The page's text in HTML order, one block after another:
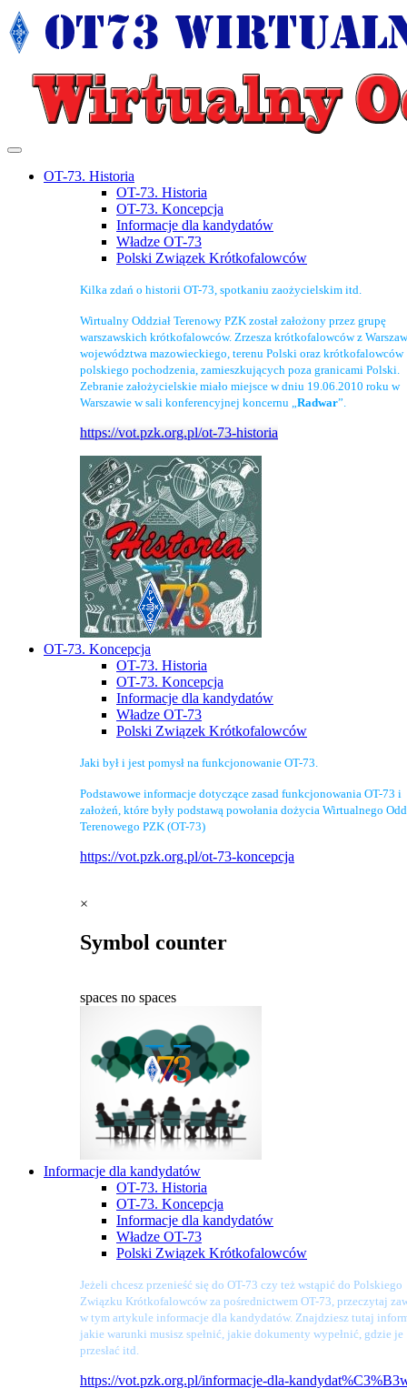
OT-73. Historia
OT-73. Historia
OT-73. Koncepcja
Informacje dla kandydatów
Władze OT-73
Polski Związek Krótkofalowców
Kilka zdań o historii OT-73, spotkaniu zaożycielskim itd.
Wirtualny Oddział Terenowy PZK został założony przez grupę
warszawskich krótkofalowców. Zrzesza krótkofalowców z
województwa mazowieckiego, terenu Polski oraz krótkofalowców
polskiego pochodzenia, zamieszkujących poza granicami Polski.
Zebranie założycielskie miało miejsce w dniu 19.06.2010 roku w
Warszawie w sali konferencyjnej koncernu „Radwar”.
https://vot.pzk.org.pl/ot-73-historia
OT-73. Koncepcja
OT-73. Historia
OT-73. Koncepcja
Informacje dla kandydatów
Władze OT-73
Polski Związek Krótkofalowców
Jaki był i jest pomysł na funkcjonowanie OT-73.
Podstawowe informacje dotyczące zasad funkcjonowania OT-73 i
założeń, które były podstawą powołania dożycia Wirtualnego
Terenowego PZK (OT-73)
https://vot.pzk.org.pl/ot-73-koncepcja
×
Symbol counter
spaces no spaces
Informacje dla kandydatów
OT-73. Historia
OT-73. Koncepcja
Informacje dla kandydatów
Władze OT-73
Polski Związek Krótkofalowców
Jeżeli chcesz przenieść się do OT-73 czy też wstąpić do Polskiego
Związku Krótkofalowców za pośrednictwem OT-73, przeczytaj
w tym artykule informacje dla kandydatów. Znajdziesz tutaj
jakie warunki musisz spełnić, jakie dokumenty wypełnić, gdzie je
przesłać itd.
https://vot.pzk.org.pl/informacje-dla-